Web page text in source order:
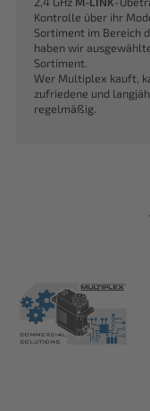
Kontrolle über ihr
Sortiment im Bereich
haben wir
Sortiment.
Wer Multiplex kauft,
zufriedene und
regelmäßig.